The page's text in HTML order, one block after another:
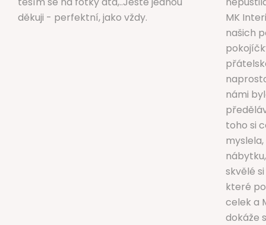
děkuji - perfektní, jako vždy.
MK
našich
námi
toho si
skvělé
které
celek a
dokáže